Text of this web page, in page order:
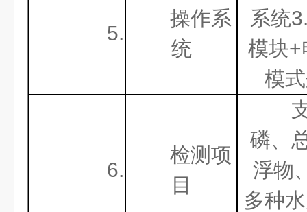
5.
操作系
统
系统
模块+
模
6.
检测项
目
磷、
浮物
多种